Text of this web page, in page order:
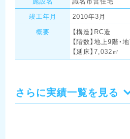
竣工年月
2010年3月
概要
【構造】RC造
【階数】地上9階・
【延床】7,032㎡
さらに実績一覧を見る